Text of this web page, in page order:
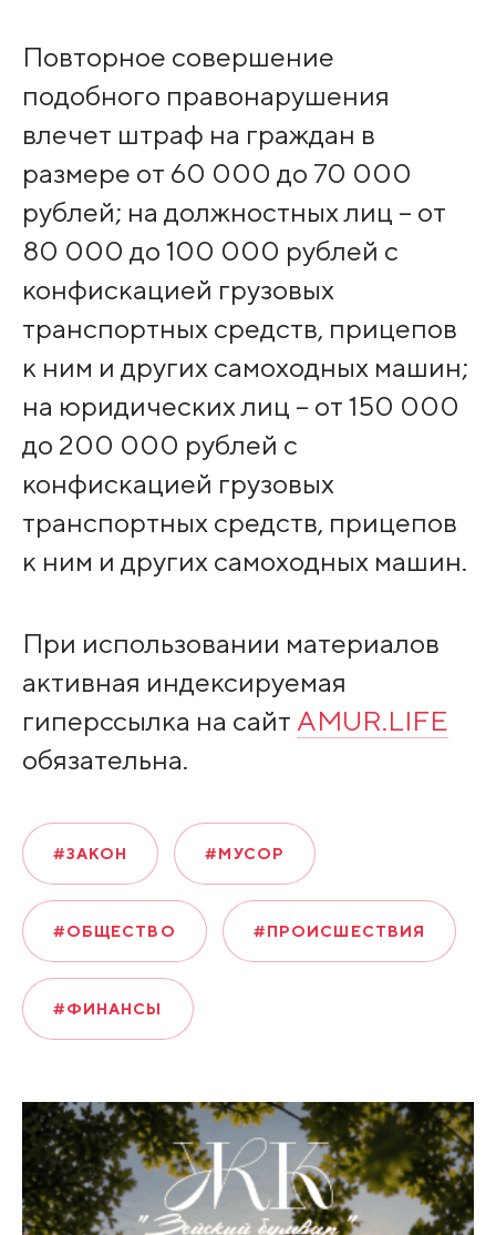
Повторное совершение
подобного правонарушения
влечет штраф на граждан в
размере от 60 000 до 70 000
рублей; на должностных лиц – от
80 000 до 100 000 рублей с
конфискацией грузовых
транспортных средств, прицепов
к ним и других самоходных машин;
на юридических лиц – от 150 000
до 200 000 рублей с
конфискацией грузовых
транспортных средств, прицепов
к ним и других самоходных машин.
При использовании материалов
активная индексируемая
гиперссылка на сайт AMUR.LIFE
обязательна.
#ЗАКОН #МУСОР
#ОБЩЕСТВО #ПРОИСШЕСТВИЯ
#ФИНАНСЫ